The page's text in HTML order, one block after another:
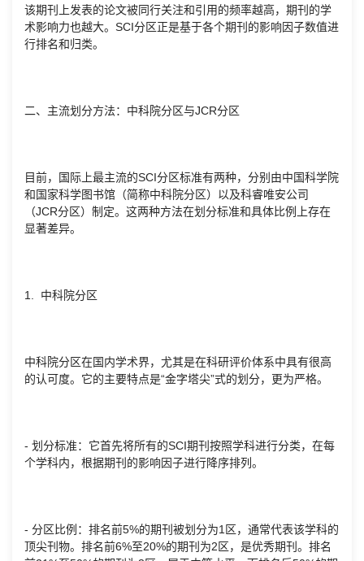
该期刊上发表的论文被同行关注和引用的频率越高，期刊的学
术影响力也越大。SCI分区正是基于各个期刊的影响因子数值进
行排名和归类。
二、主流划分方法：中科院分区与JCR分区
目前，国际上最主流的SCI分区标准有两种，分别由中国科学院
和国家科学图书馆（简称中科院分区）以及科睿唯安公司
（JCR分区）制定。这两种方法在划分标准和具体比例上存在
显著差异。
1. 中科院分区
中科院分区在国内学术界，尤其是在科研评价体系中具有很高
的认可度。它的主要特点是“金字塔尖”式的划分，更为严格。
- 划分标准：它首先将所有的SCI期刊按照学科进行分类，在每
个学科内，根据期刊的影响因子进行降序排列。
- 分区比例：排名前5%的期刊被划分为1区，通常代表该学科的
顶尖刊物。排名前6%至20%的期刊为2区，是优秀期刊。排名